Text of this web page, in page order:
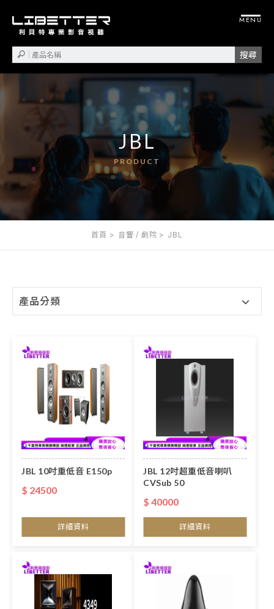
JBL
首頁 音響 / 劇院 JBL
產品分類
JBL 10吋重低音 E150p
$ 24500
詳細資料
JBL 12吋超重低音喇叭
CVSub 50
$ 40000
詳細資料